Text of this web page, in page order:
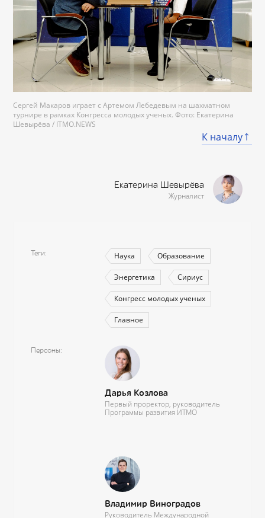
Сергей Макаров играет с Артемом Лебедевым на шахматном
турнире в рамках Конгресса молодых ученых. Фото: Екатерина
Шевырёва / ITMO.NEWS
К началу
Екатерина Шевырёва
Журналист
Теги Наука Образование
Энергетика Сириус
Конгресс молодых ученых
Главное
Персоны
Дарья Козлова
Первый проректор, руководитель
Программы развития ИТМО
Владимир Виноградов
Руководитель Международной